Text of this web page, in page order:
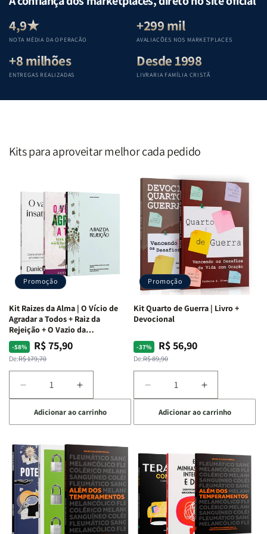
Equipe
Teológica
Penkal
Equipe
Penkal
Equipe
Teológica
Penkal
Equipe
4,9★
NOTA MÉDIA DA OPERAÇÃO
+299 mil
AVALIAÇÕES NOS MARKETPLACES
+8 milhões
ENTREGAS REALIZADAS
Desde 1998
LIVRARIA FAMÍLIA CRISTÃ
Kits para aproveitar melhor cada pedido
Promoção
Kit Raizes da Alma | O Vício de
Agradar a Todos + Raiz da
Rejeição + O Vazio da
Insatisfação.
-58%
Preço
normal
De:R$ 179,70
Preço
promocional
R$ 75,90
Diminuir
a
quantidade
de
Raizes
da
Alma
|
O
Vício
Aumentar
a
quantidade
de
Raizes
da
Alma
|
O
Vício
de
Adicionar ao carrinho
Promoção
Kit Quarto de Guerra | Livro +
Devocional
-37%
Preço
normal
De:R$ 89,90
Preço
promocional
R$ 56,90
Diminuir
a
quantidade
de
Quarto
de
Guerra
Livro
+
Devocional
Aumentar
a
quantidade
de
Quarto
de
Guerra
|
Livro
+
Devocional
Adicionar ao carrinho